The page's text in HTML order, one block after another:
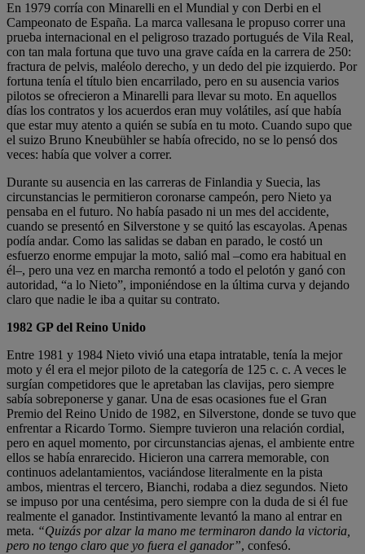
En 1979 corría con Minarelli en el Mundial y con Derbi en el
Campeonato de España. La marca vallesana le propuso correr una
prueba internacional en el peligroso trazado portugués de Vila Real,
con tan mala fortuna que tuvo una grave caída en la carrera de 250:
fractura de pelvis, maléolo derecho, y un dedo del pie izquierdo. Por
fortuna tenía el título bien encarrilado, pero en su ausencia varios
pilotos se ofrecieron a Minarelli para llevar su moto. En aquellos
días los contratos y los acuerdos eran muy volátiles, así que había
que estar muy atento a quién se subía en tu moto. Cuando supo que
el suizo Bruno Kneubühler se había ofrecido, no se lo pensó dos
veces: había que volver a correr.
Durante su ausencia en las carreras de Finlandia y Suecia, las
circunstancias le permitieron coronarse campeón, pero Nieto ya
pensaba en el futuro. No había pasado ni un mes del accidente,
cuando se presentó en Silverstone y se quitó las escayolas. Apenas
podía andar. Como las salidas se daban en parado, le costó un
esfuerzo enorme empujar la moto, salió mal –como era habitual en
él–, pero una vez en marcha remontó a todo el pelotón y ganó con
autoridad, “a lo Nieto”, imponiéndose en la última curva y dejando
claro que nadie le iba a quitar su contrato.
1982 GP del Reino Unido
Entre 1981 y 1984 Nieto vivió una etapa intratable, tenía la mejor
moto y él era el mejor piloto de la categoría de 125 c. c. A veces le
surgían competidores que le apretaban las clavijas, pero siempre
sabía sobreponerse y ganar. Una de esas ocasiones fue el Gran
Premio del Reino Unido de 1982, en Silverstone, donde se tuvo que
enfrentar a Ricardo Tormo. Siempre tuvieron una relación cordial,
pero en aquel momento, por circunstancias ajenas, el ambiente entre
ellos se había enrarecido. Hicieron una carrera memorable, con
continuos adelantamientos, vaciándose literalmente en la pista
ambos, mientras el tercero, Bianchi, rodaba a diez segundos. Nieto
se impuso por una centésima, pero siempre con la duda de si él fue
realmente el ganador. Instintivamente levantó la mano al entrar en
meta. “Quizás por alzar la mano me terminaron dando la victoria,
pero no tengo claro que yo fuera el ganador”, confesó.